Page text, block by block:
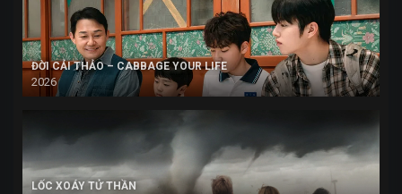
ĐỜI CẢI THẢO – CABBAGE YOUR LIFE
2026
LỐC XOÁY TỬ THẦN